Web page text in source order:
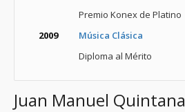
Premio Konex de Platino
2009
Música Clásica
Diploma al Mérito
Juan Manuel Quintana